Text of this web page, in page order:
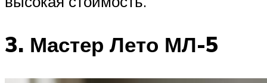
3. Мастер Лето МЛ-5